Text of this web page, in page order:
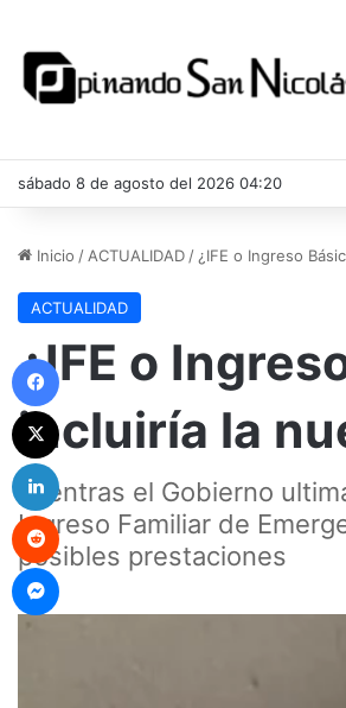
sábado 8 de agosto del 2026 04:20
Inicio / ACTUALIDAD / ¿IFE o Ingreso
ACTUALIDAD
¿IFE o
incluiría la
Mientras el Gobierno
Ingreso Familiar de
posibles prestaciones
Facebook
Messenger